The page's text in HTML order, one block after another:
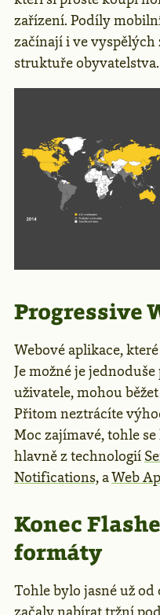
zařízení. Podíly
začínají i ve
struktuře obyvatelstva.
Progressive
Webové aplikace,
Je možné je
uživatele, mohou
Přitom neztrácíte
Moc zajímavé, tohle
hlavně z technologií
Notifications,aWeb
Konec
formáty
Tohle bylo jasné už